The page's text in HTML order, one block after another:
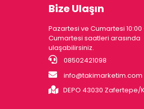
Bize Ulaşın
Pazartesi ve Cumartesi 10:00
Cumartesi saatleri arasında
ulaşabilirsiniz.
08502421098
info@takimarketim.com
DEPO 43030 Zafertepe/